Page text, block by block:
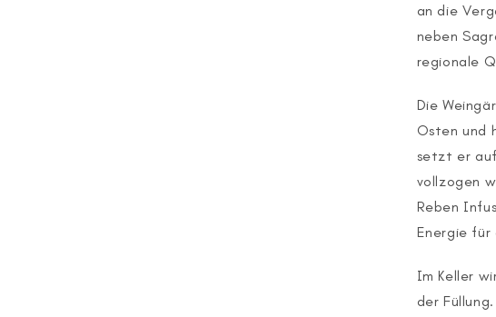
an die
neben
regionale
Die
Osten und
setzt er
vollzogen
Reben
Energie für
Im Keller
der